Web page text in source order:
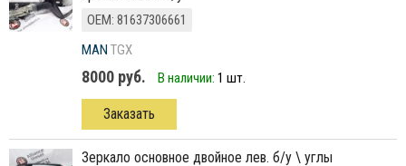
ОЕМ: 81637306661
MAN TGX
8000 руб. В наличии: 1 шт.
Заказать
зеркало основное двойное лев. б/у \ углы